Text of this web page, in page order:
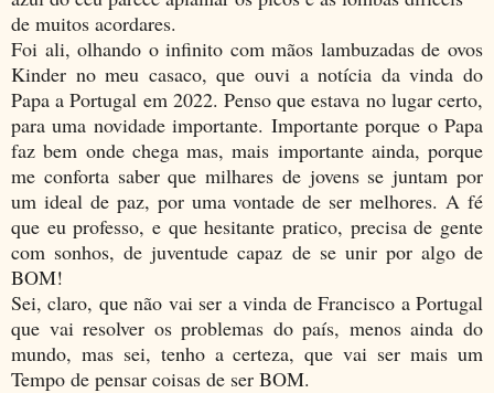
de muitos acordares.
Foi ali, olhando o infinito com mãos lambuzadas de ovos
Kinder no meu casaco, que ouvi a notícia da vinda do
Papa a Portugal em 2022. Penso que estava no lugar certo,
para uma novidade importante. Importante porque o Papa
faz bem onde chega mas, mais importante ainda, porque
me conforta saber que milhares de jovens se juntam por
um ideal de paz, por uma vontade de ser melhores. A fé
que eu professo, e que hesitante pratico, precisa de gente
com sonhos, de juventude capaz de se unir por algo de
BOM!
Sei, claro, que não vai ser a vinda de Francisco a Portugal
que vai resolver os problemas do país, menos ainda do
mundo, mas sei, tenho a certeza, que vai ser mais um
Tempo de pensar coisas de ser BOM.